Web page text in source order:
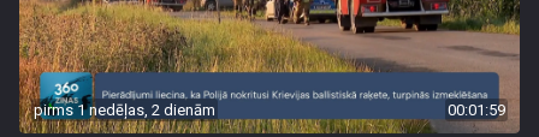
pirms 1 nedēļas, 2 dienām 00:01:59